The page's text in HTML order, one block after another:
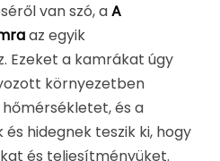
van szó, aA
az egyik
Ezeket a kamrákat úgy
környezetben
és a
hidegnek teszik ki, hogy
és teljesítményüket.